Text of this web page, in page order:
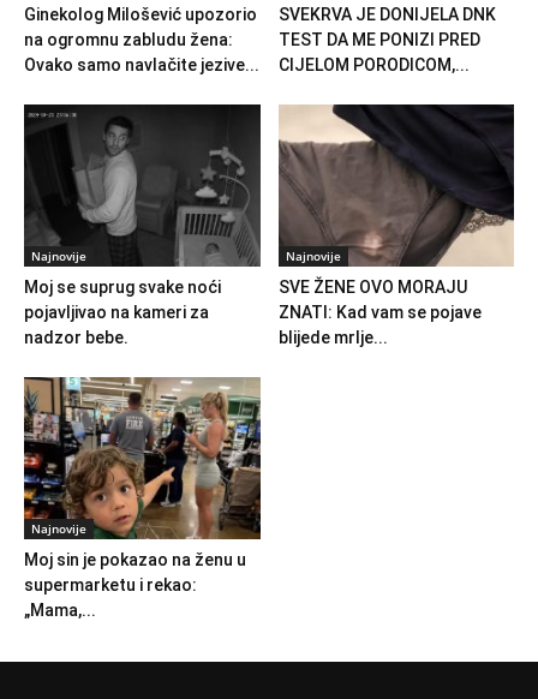
Ginekolog Milošević upozorio
na ogromnu zabludu žena:
Ovako samo navlačite jezive...
SVEKRVA JE DONIJELA DNK
TEST DA ME PONIZI PRED
CIJELOM PORODICOM,...
Najnovije
Moj se suprug svake noći
pojavljivao na kameri za
nadzor bebe.
Najnovije
SVE ŽENE OVO MORAJU
ZNATI: Kad vam se pojave
blijede mrlje...
Najnovije
Moj sin je pokazao na ženu u
supermarketu i rekao:
„Mama,...